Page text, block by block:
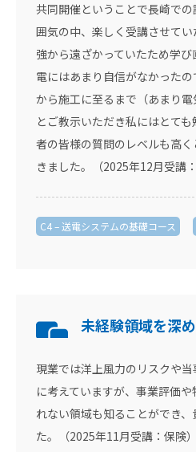
共同開催ということで長崎で
囲気の中、楽しく受講させて
強から遠ざかっていたため学
電にはあまり自信がなかった
から施工に至るまで（あまり
とご教示いただき私にはとて
者の皆様の質問のレベルも高
きました。（2025年12月受講：
C4 – 送電システムの基礎コース
未経験領域を深
現業では洋上風力のリスクや
に考えていますが、事業評価
れない領域も知ることができ
た。（2025年11月受講：保険）